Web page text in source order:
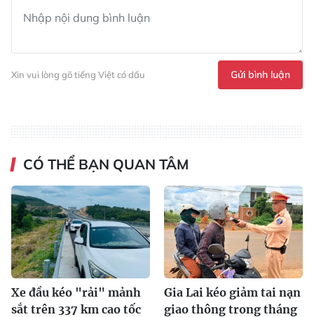
Xin vui lòng gõ tiếng Việt có dấu Gửi bình luận
CÓ THỂ BẠN QUAN TÂM
Xe đầu kéo "rải" mảnh
sắt trên 337 km cao tốc
Gia Lai kéo giảm tai nạn
giao thông trong tháng